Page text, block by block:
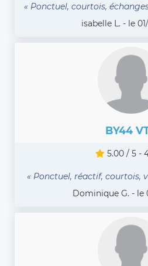
« Ponctuel, courtois,
isabelle L. - le
BY44
5.00 / 5 -
« Ponctuel, réactif, courtois,
Dominique G. - le